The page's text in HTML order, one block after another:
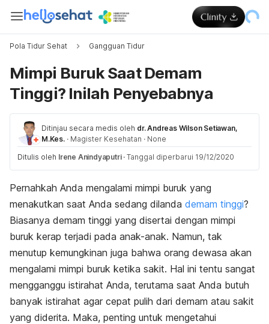
Pola Tidur Sehat Gangguan Tidur
Mimpi Buruk Saat Demam
Tinggi? Inilah Penyebabnya
Ditinjau secara medis oleh dr. Andreas Wilson Setiawan,
M.Kes. · Magister Kesehatan · None
Ditulis oleh Irene Anindyaputri · Tanggal diperbarui 19/12/2020
Pernahkah Anda mengalami mimpi buruk yang
menakutkan saat Anda sedang dilanda demam tinggi?
Biasanya demam tinggi yang disertai dengan mimpi
buruk kerap terjadi pada anak-anak. Namun, tak
menutup kemungkinan juga bahwa orang dewasa akan
mengalami mimpi buruk ketika sakit. Hal ini tentu sangat
mengganggu istirahat Anda, terutama saat Anda butuh
banyak istirahat agar cepat pulih dari demam atau sakit
yang diderita. Maka, penting untuk mengetahui